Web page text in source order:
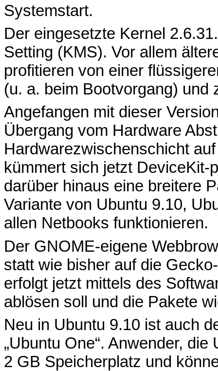
Systemstart.
Der eingesetzte Kernel
Setting (KMS). Vor allem
profitieren von einer
(u. a. beim Bootvorgang)
Angefangen mit dieser
Übergang vom Hardware
Hardwarezwischenschicht
kümmert sich jetzt DeviceKit-
darüber hinaus eine breitere
Variante von Ubuntu 9.10,
allen Netbooks funktionieren.
Der GNOME-eigene
statt wie bisher auf die
erfolgt jetzt mittels des
ablösen soll und die Pakete
Neu in Ubuntu 9.10 ist auch
„Ubuntu One“. Anwender,
2 GB Speicherplatz und